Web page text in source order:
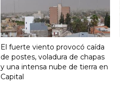
El fuerte viento provocó caída
de postes, voladura de chapas
y una intensa nube de tierra en
Capital